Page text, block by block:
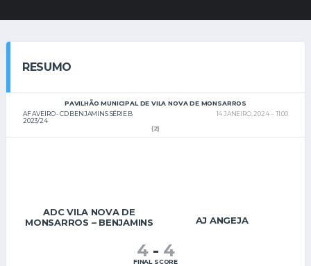
RESUMO
AF AVEIRO - CD BENJAMINS SÉRIE B
2023/24
PAVILHÃO MUNICIPAL DE VILA NOVA DE MONSARROS
14 JANEIRO, 2024
11:00
(2)
ADC VILA NOVA DE
MONSARROS – BENJAMINS
AJ ANGEJA
4 - 4
FINAL SCORE